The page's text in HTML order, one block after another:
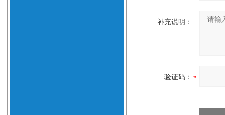
补充说明：
验证码：